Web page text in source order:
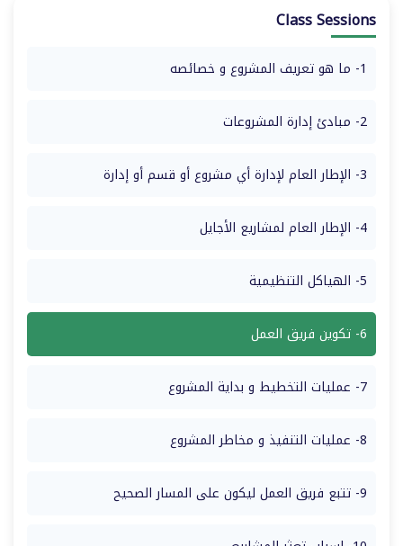
Class Sessions
1- ما هو تعريف المشروع و خصائصه
2- مبادئ إدارة المشروعات
3- الإطار العام لإدارة أي مشروع أو قسم أو إدارة
4- الإطار العام لمشاريع الأجايل
5- الهياكل التنظيمية
6- تكوين فريق العمل
7- عمليات التخطيط و بداية المشروع
8- عمليات التنفيذ و مخاطر المشروع
9- تتبع فريق العمل ليكون على المسار الصحيح